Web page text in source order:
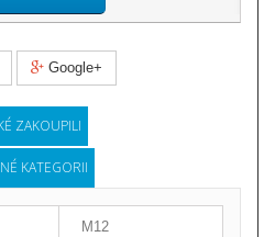
Google+
ZAKOUPILI
KATEGORII
M12